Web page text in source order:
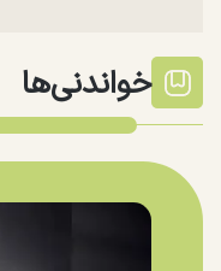
خواندنی‌ها